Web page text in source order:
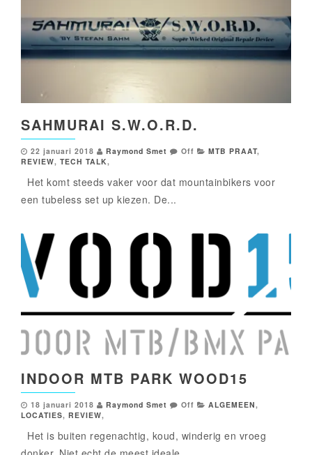
SAHMURAI S.W.O.R.D.
22 januari 2018 Raymond Smet Off MTB PRAAT,
REVIEW, TECH TALK ,
Het komt steeds vaker voor dat mountainbikers voor
een tubeless set up kiezen. De...
INDOOR MTB PARK WOOD15
18 januari 2018 Raymond Smet Off ALGEMEEN,
LOCATIES, REVIEW,
Het is buiten regenachtig, koud, winderig en vroeg